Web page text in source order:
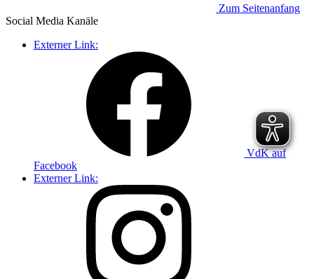
Zum Seitenanfang
Social Media Kanäle
Externer Link:
VdK auf
Facebook
Externer Link: